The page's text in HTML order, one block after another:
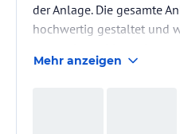
der Anlage. Die gesamte
hochwertig gestaltet und
das Hotel sowohl
Mehr anzeigen